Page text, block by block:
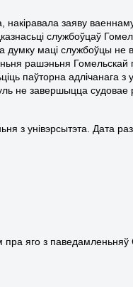
накіравала заяву
службоўцаў
думку маці службоўцы не
рашэньня Гомельскай
паўторна адлічанага з
не завершыцца судовае
з унівэрсытэта. Дата
яго з паведамленьняў